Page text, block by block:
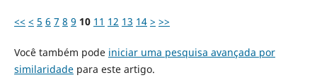
<< < 5 6 7 8 9 10 11 12 13 14 > >>
Você também pode iniciar uma pesquisa avançada por
similaridadepara este artigo.